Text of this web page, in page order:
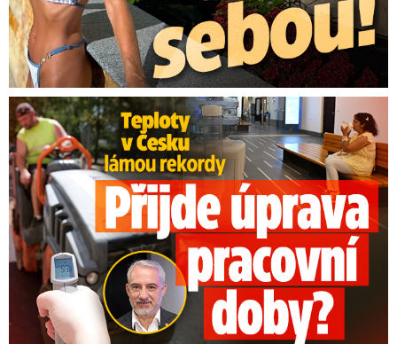
Teploty v Česku lámou rekordy: Přijde úprava pracovní doby?